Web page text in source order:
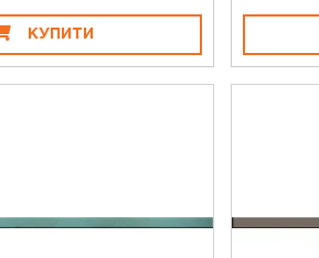
КУПИТИ